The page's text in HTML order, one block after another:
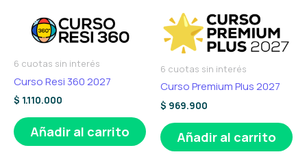
6 cuotas sin interés
Curso Resi 360 2027
$ 1.110.000
Añadir al carrito
6 cuotas sin interés
Curso Premium Plus 2027
$ 969.900
Añadir al carrito